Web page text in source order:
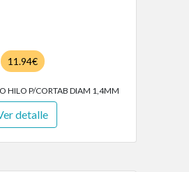
11.94€
HILO P/CORTAB DIAM 1,4MM
detalle